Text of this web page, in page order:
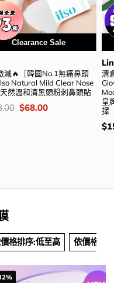
Clearance Sale
減🔥〖韓國No.1無痛鼻頭
Natural Mild Clear Nose
然溫和清黑頭粉刺鼻頭貼
Original
price
$68.00Current
清
皇
擇
價
錢
$
格排序:低至高 依價格排